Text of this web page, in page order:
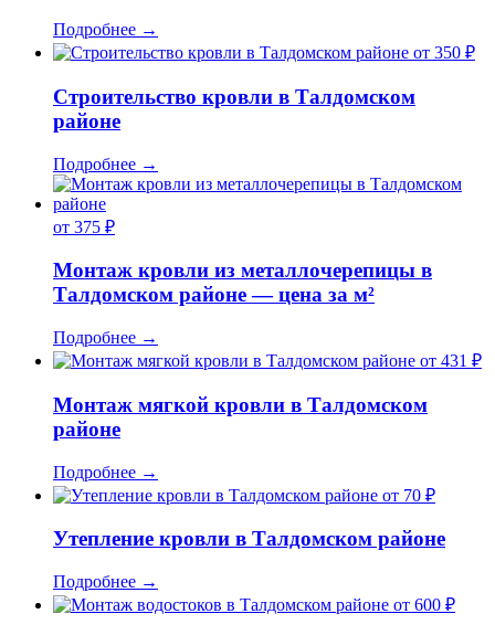
Подробнее →
от 350 ₽
Строительство кровли в Талдомском
районе
Подробнее →
от 375 ₽
Монтаж кровли из металлочерепицы в
Талдомском районе — цена за м²
Подробнее →
от 431 ₽
Монтаж мягкой кровли в Талдомском
районе
Подробнее →
от 70 ₽
Утепление кровли в Талдомском районе
Подробнее →
от 600 ₽